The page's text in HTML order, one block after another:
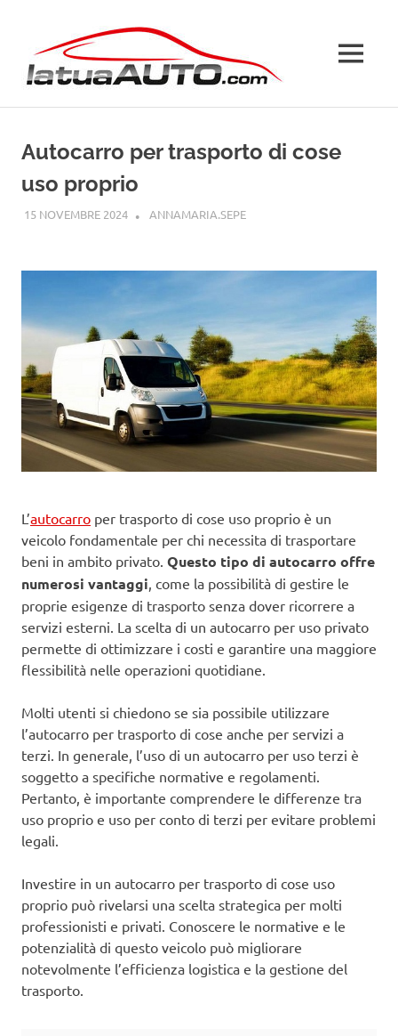
contenuto
MENU
Autocarro per trasporto di cose
uso proprio
15 NOVEMBRE 2024 ANNAMARIA.SEPESENZA CATEGORIA
L’autocarro per trasporto di cose uso proprio è un
veicolo fondamentale per chi necessita di trasportare
beni in ambito privato. Questo tipo di autocarro offre
numerosi vantaggi, come la possibilità di gestire le
proprie esigenze di trasporto senza dover ricorrere a
servizi esterni. La scelta di un autocarro per uso privato
permette di ottimizzare i costi e garantire una maggiore
flessibilità nelle operazioni quotidiane.
Molti utenti si chiedono se sia possibile utilizzare
l’autocarro per trasporto di cose anche per servizi a
terzi. In generale, l’uso di un autocarro per uso terzi è
soggetto a specifiche normative e regolamenti.
Pertanto, è importante comprendere le differenze tra
uso proprio e uso per conto di terzi per evitare problemi
legali.
Investire in un autocarro per trasporto di cose uso
proprio può rivelarsi una scelta strategica per molti
professionisti e privati. Conoscere le normative e le
potenzialità di questo veicolo può migliorare
notevolmente l’efficienza logistica e la gestione del
trasporto.